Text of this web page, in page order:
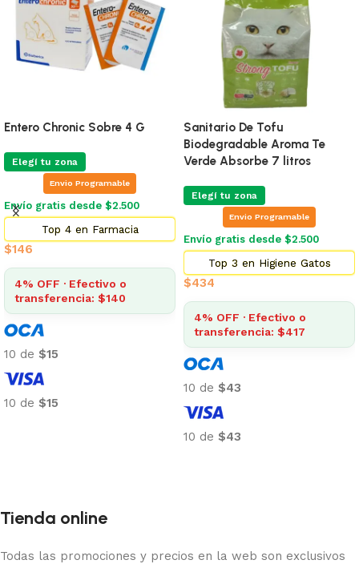
Entero Chronic Sobre 4 G
Elegí tu zona
Envio Programable
Envío gratis desde $2.500
Top 4 en Farmacia
$146
4% OFF · Efectivo o
transferencia: $140
10 de $15
10 de $15
Sanitario De Tofu
Biodegradable Aroma Te
Verde Absorbe 7 litros
Elegí tu zona
Envio Programable
Envío gratis desde $2.500
Top 3 en Higiene Gatos
$434
4% OFF · Efectivo o
transferencia: $417
10 de $43
10 de $43
Tienda online
Todas las promociones y precios en la web son exclusivos